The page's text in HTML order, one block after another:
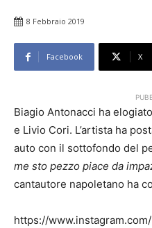
8 Febbraio 2019
Facebook X
Biagio Antonacci ha
e Livio Cori. L’artista ha
auto con il sottofondo del
me sto pezzo piace da
cantautore napoletano ha
https://